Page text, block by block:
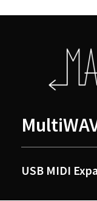
USB MIDI